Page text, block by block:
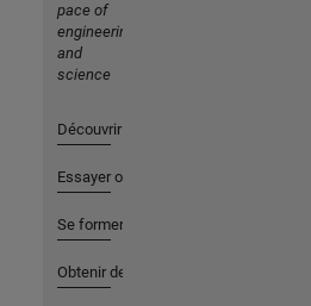
pace of
engineering
and
science
Découvrir les produits
Essayer ou acheter
Se former
Obtenir de l'aide